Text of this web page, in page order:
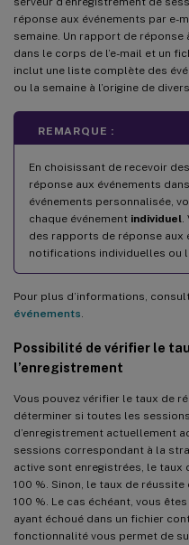
réponse aux événements par e-
semaine. Un rapport de réponse
dans le corps de l’e-mail et un
inclut une liste complète des
ou la semaine à l’origine de
REMARQUE :
En choisissant de recevoir
réponse aux événements
événements personnalisée,
chaque événement individuel
des rapports de réponse aux
notifications individuelles ou
Pour plus d’informations,
événements
Possibilité de vérifier le
l’enregistrement
Vous pouvez vérifier le taux de
déterminer si toutes les
d’enregistrement actuellement
sessions correspondant à la
active sont enregistrées, le taux
100 %. Sinon, le taux de
100 %. Le cas échéant, vous
ayant échoué dans un fichier
fonctionnalité vous permet de